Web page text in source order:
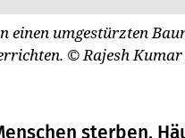
umgestürzten
© Rajesh
sterben,